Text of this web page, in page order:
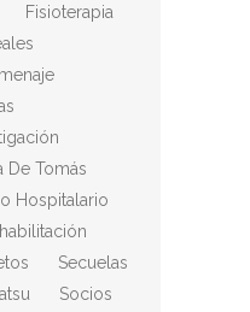
Fisioterapia
De Tomás
Hospitalario
Secuelas
Socios